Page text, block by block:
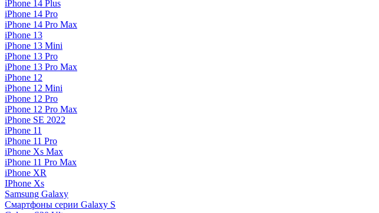
iPhone 14 Plus
iPhone 14 Pro
iPhone 14 Pro Max
iPhone 13
iPhone 13 Mini
iPhone 13 Pro
iPhone 13 Pro Max
iPhone 12
iPhone 12 Mini
iPhone 12 Pro
iPhone 12 Pro Max
iPhone SE 2022
iPhone 11
iPhone 11 Pro
iPhone Xs Max
iPhone 11 Pro Max
iPhone XR
IPhone Xs
Samsung Galaxy
Смартфоны серии Galaxy S